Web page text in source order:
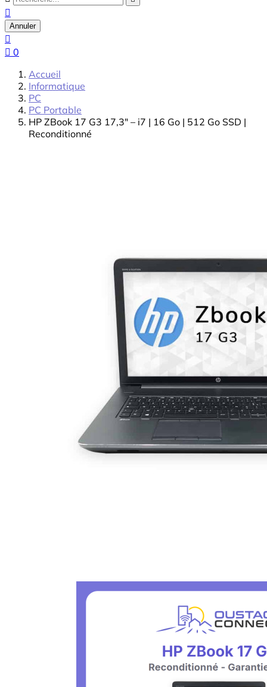

Annuler

 0
Accueil
Informatique
PC
PC Portable
HP ZBook 17 G3 17,3" – i7 | 16 Go | 512 Go SSD |
Reconditionné